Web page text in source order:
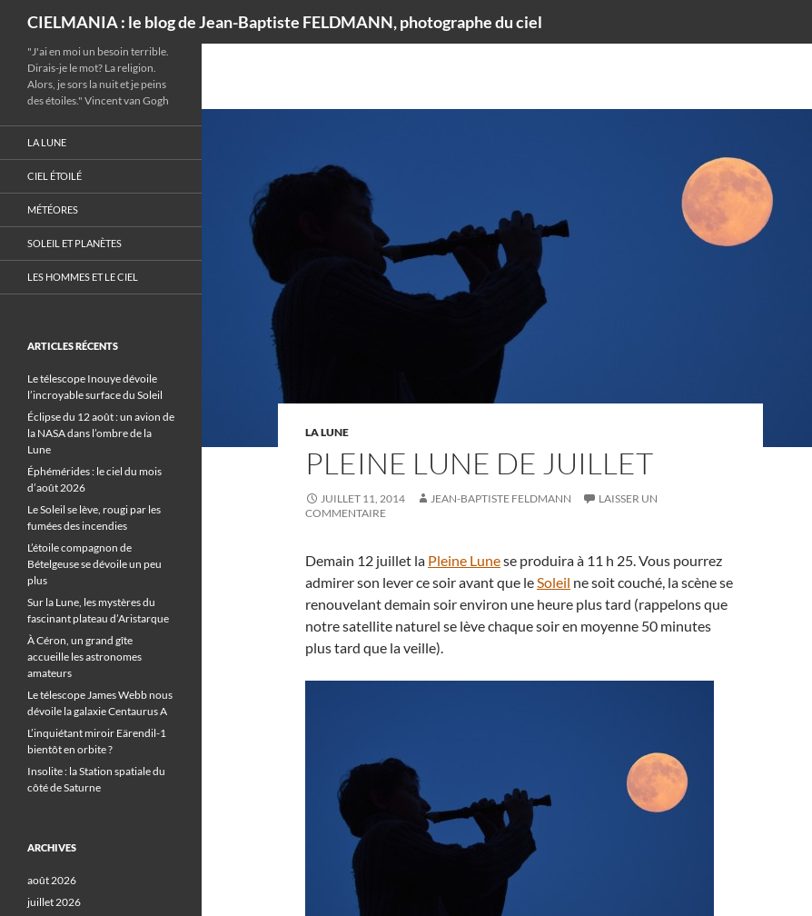
CIELMANIA : le blog de Jean-Baptiste FELDMANN, photographe du ciel
LA LUNE
PLEINE LUNE DE JUILLET
JUILLET 11, 2014 JEAN-BAPTISTE FELDMANN
LAISSER UN
COMMENTAIRE
Demain 12 juillet la Pleine Lunese produira à 11 h 25. Vous pourrez
admirer son lever ce soir avant que leSoleil ne soit couché, la scène se
renouvelant demain soir environ une heure plus tard (rappelons que
notre satellite naturel se lève chaque soir en moyenne 50 minutes
plus tard que la veille).
"J'ai en moi un besoin terrible.
Dirais-je le mot? La religion.
Alors, je sors la nuit et je peins
des étoiles." Vincent van Gogh
LA LUNE
CIEL ÉTOILÉ
MÉTÉORES
SOLEIL ET PLANÈTES
LES HOMMES ET LE CIEL
ARTICLES RÉCENTS
Le télescope Inouye dévoile
l’incroyable surface du Soleil
Éclipse du 12 août : un avion de
la NASA dans l’ombre de la
Lune
Éphémérides : le ciel du mois
d’août 2026
Le Soleil se lève, rougi par les
fumées des incendies
L’étoile compagnon de
Bételgeuse se dévoile un peu
plus
Sur la Lune, les mystères du
fascinant plateau d’Aristarque
À Céron, un grand gîte
accueille les astronomes
amateurs
Le télescope James Webb nous
dévoile la galaxie Centaurus A
L’inquiétant miroir Eärendil-1
bientôt en orbite ?
Insolite : la Station spatiale du
côté de Saturne
ARCHIVES
août 2026
juillet 2026